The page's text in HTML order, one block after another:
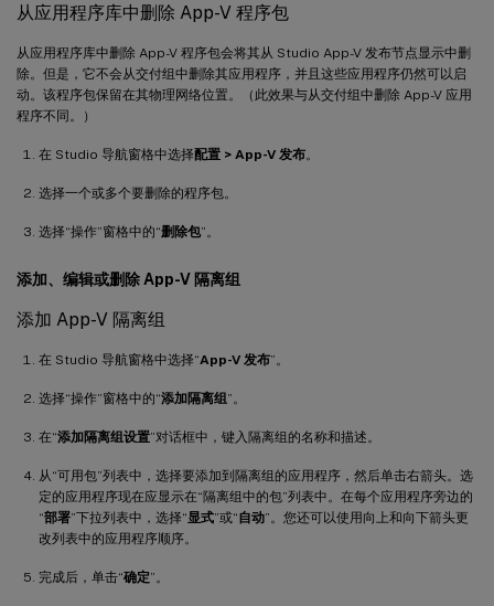
从应用程序库中删除 App-V 程序包
从应用程序库中删除 App-V 程序包会将其从 Studio App-V 发布节点显示中删
除。但是，它不会从交付组中删除其应用程序，并且这些应用程序仍然可以启
动。该程序包保留在其物理网络位置。（此效果与从交付组中删除 App-V 应用
程序不同。）
在 Studio 导航窗格中选择配置 > App-V 发布。
选择一个或多个要删除的程序包。
选择“操作”窗格中的“删除包”。
添加、编辑或删除 App-V 隔离组
添加 App-V 隔离组
在 Studio 导航窗格中选择“App-V 发布”。
选择“操作”窗格中的“添加隔离组”。
在“添加隔离组设置”对话框中，键入隔离组的名称和描述。
从“可用包”列表中，选择要添加到隔离组的应用程序，然后单击右箭头。选
定的应用程序现在应显示在“隔离组中的包”列表中。在每个应用程序旁边的
“部署”下拉列表中，选择“显式”或“自动”。您还可以使用向上和向下箭头更
改列表中的应用程序顺序。
完成后，单击“确定”。